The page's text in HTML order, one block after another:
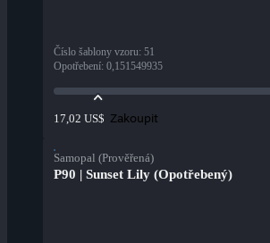
Číslo šablony vzoru: 51
Opotřebení: 0,151549935
17,02 US$ Zakoupit
Samopal (Prověřená)
P90 | Sunset Lily (Opotřebený)